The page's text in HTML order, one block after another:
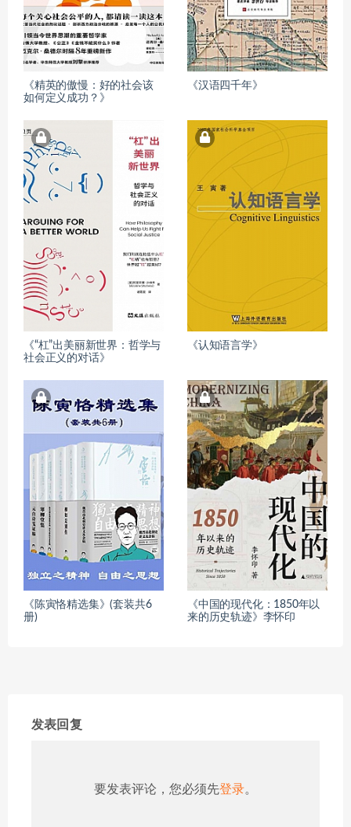
《精英的傲慢：好的社会该
如何定义成功？》
《汉语四千年》
《“杠”出美丽新世界：哲学与
社会正义的对话》
《认知语言学》
《陈寅恪精选集》(套装共6
册)
《中国的现代化：1850年以
来的历史轨迹》李怀印
发表回复
要发表评论，您必须先登录。